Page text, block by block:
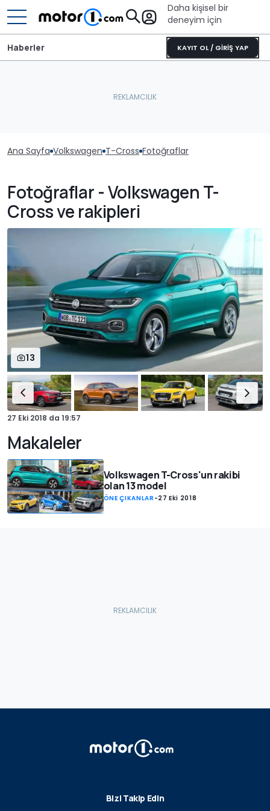
Daha kişisel bir
deneyim için
KAYIT OL / GİRİŞ YAP
Haberler
Ana Sayfa Volkswagen T-Cross Fotoğraflar
Fotoğraflar - Volkswagen T-
Cross ve rakipleri
13
27 Eki 2018 da 19:57
Makaleler
Volkswagen T-Cross'un rakibi
olan 13 model
ÖNE ÇIKANLAR -27 Eki 2018
Bizi Takip Edin